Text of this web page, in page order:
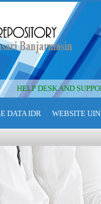
HELP DESK AND
DATA IDR WEBSITE